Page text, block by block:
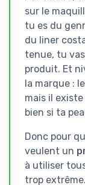
sur le
tu es du
du liner
tenue, tu
produit. Et
la marque :
mais il
bien si ta
Donc pour
veulent un
à utiliser
trop